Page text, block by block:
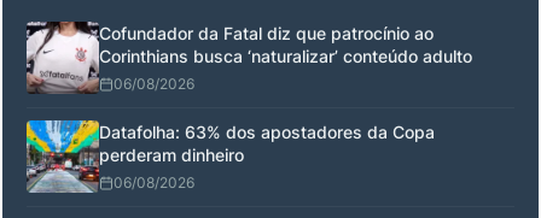
Cofundador da Fatal diz que patrocínio ao
Corinthians busca ‘naturalizar’ conteúdo adulto
06/08/2026
Datafolha: 63% dos apostadores da Copa
perderam dinheiro
06/08/2026